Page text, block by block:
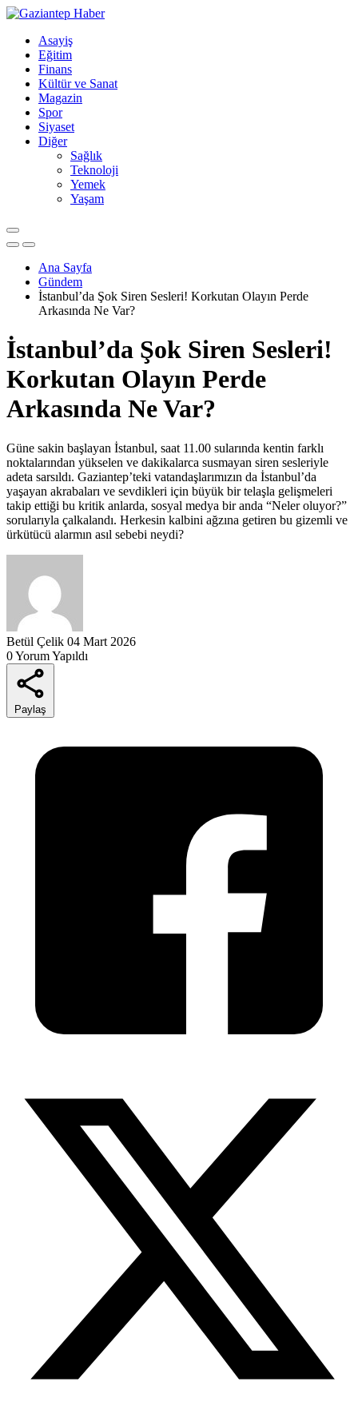
Asayiş
Eğitim
Finans
Kültür ve Sanat
Magazin
Spor
Siyaset
Diğer
Sağlık
Teknoloji
Yemek
Yaşam
Ana Sayfa
Gündem
İstanbul’da Şok Siren Sesleri! Korkutan Olayın Perde
Arkasında Ne Var?
İstanbul’da Şok Siren Sesleri!
Korkutan Olayın Perde
Arkasında Ne Var?
Güne sakin başlayan İstanbul, saat 11.00 sularında kentin farklı
noktalarından yükselen ve dakikalarca susmayan siren sesleriyle
adeta sarsıldı. Gaziantep’teki vatandaşlarımızın da İstanbul’da
yaşayan akrabaları ve sevdikleri için büyük bir telaşla gelişmeleri
takip ettiği bu kritik anlarda, sosyal medya bir anda “Neler oluyor?”
sorularıyla çalkalandı. Herkesin kalbini ağzına getiren bu gizemli ve
ürkütücü alarmın asıl sebebi neydi?
Betül Çelik 04 Mart 2026
0 Yorum Yapıldı
Paylaş